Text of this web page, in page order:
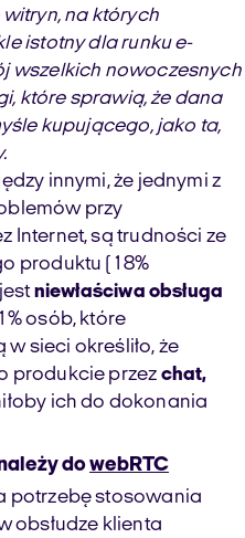
na których
istotny dla runku e-
wszelkich nowoczesnych
które sprawią, że dana
kupującego, jako ta,
innymi, że jednymi z
przy
Internet, są trudności ze
produktu (18%
niewłaściwa obsługa
osób, które
w sieci określiło, że
produkcie przez chat,
ich do dokonania
dowebRTC
potrzebę stosowania
obsłudze klienta